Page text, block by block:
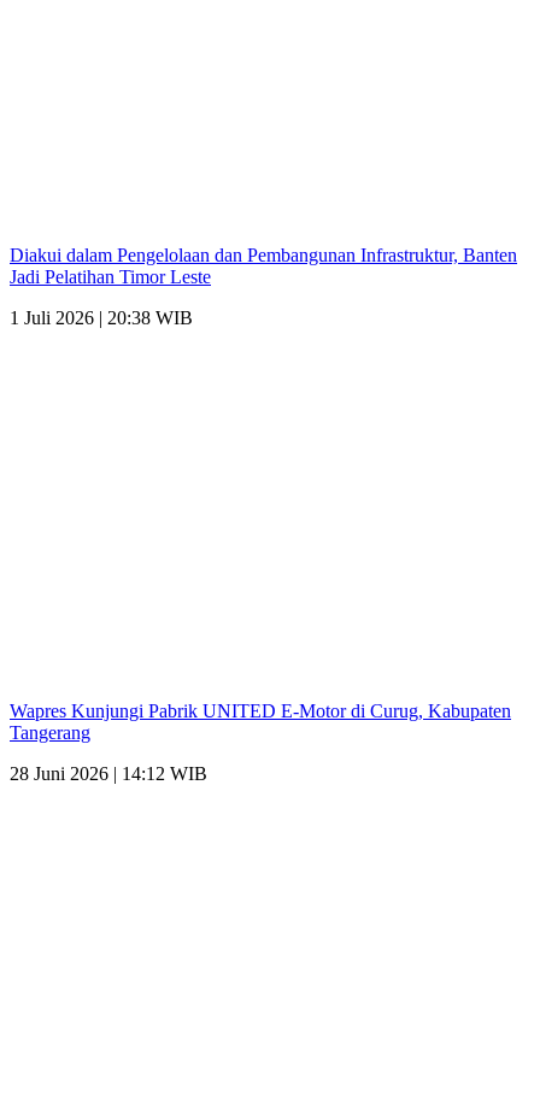
Diakui dalam Pengelolaan dan Pembangunan Infrastruktur, Banten
Jadi Pelatihan Timor Leste
1 Juli 2026 | 20:38 WIB
Wapres Kunjungi Pabrik UNITED E-Motor di Curug, Kabupaten
Tangerang
28 Juni 2026 | 14:12 WIB